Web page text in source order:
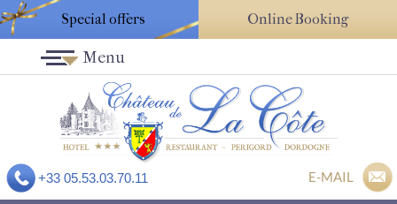
Special offers Online Booking
+33 05.53.03.70.11 E-MAIL
Menu